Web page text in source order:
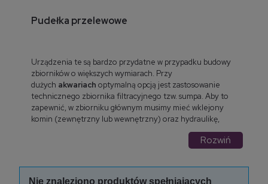
Pudełka przelewowe
Urządzenia te są bardzo przydatne w przypadku budowy
zbiorników o większych wymiarach. Przy
dużych akwariach optymalną opcją jest zastosowanie
technicznego zbiornika filtracyjnego tzw. sumpa. Aby to
zapewnić, w zbiorniku głównym musimy mieć wklejony
komin (zewnętrzny lub wewnętrzny) oraz hydraulikę,
którą woda będzie spływała do sumpa. Jeśli jednak nie
chcemy ingerować w konstrukcję akwarium, wiercić
możemy zastosować pudełka przelewowe.
Rozwiń
Nie znaleziono produktów spełniających